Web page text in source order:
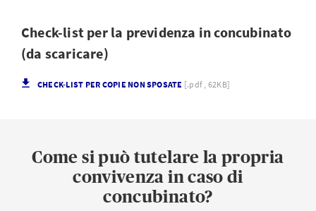
Check-list per la previdenza in concubinato
(da scaricare)
CHECK-LIST PER COPIE NON SPOSATE [.pdf , 62KB]
Come si può tutelare la propria
convivenza in caso di
concubinato?